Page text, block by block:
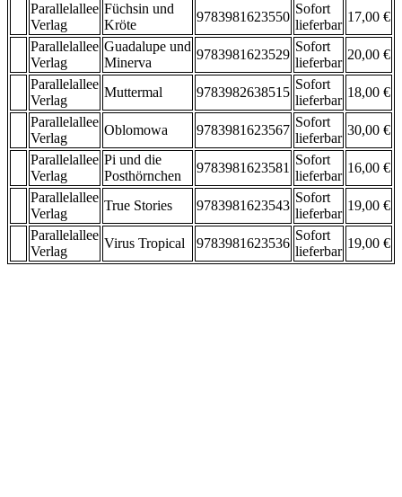
Parallelallee
Verlag
Füchsin und
Kröte
9783981623550
Sofort
lieferbar
17,00 €
Parallelallee
Verlag
Guadalupe und
Minerva
9783981623529
Sofort
lieferbar
20,00 €
Parallelallee
Verlag
Muttermal 9783982638515
Sofort
lieferbar
18,00 €
Parallelallee
Verlag
Oblomowa 9783981623567
Sofort
lieferbar
30,00 €
Parallelallee
Verlag
Pi und die
Posthörnchen
9783981623581
Sofort
lieferbar
16,00 €
Parallelallee
Verlag
True Stories 9783981623543
Sofort
lieferbar
19,00 €
Parallelallee
Verlag
Virus Tropical 9783981623536
Sofort
lieferbar
19,00 €